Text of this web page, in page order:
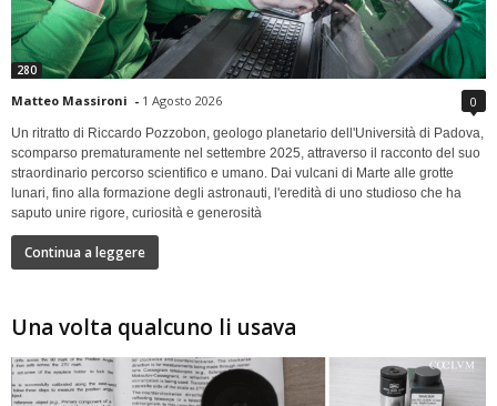
280
Matteo Massironi - 1 Agosto 2026 0
Un ritratto di Riccardo Pozzobon, geologo planetario dell'Università di Padova,
scomparso prematuramente nel settembre 2025, attraverso il racconto del suo
straordinario percorso scientifico e umano. Dai vulcani di Marte alle grotte
lunari, fino alla formazione degli astronauti, l'eredità di uno studioso che ha
saputo unire rigore, curiosità e generosità
Continua a leggere
Una volta qualcuno li usava